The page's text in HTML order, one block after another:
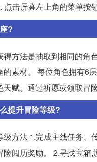
击屏幕左上角的菜单按钮
?
得方法是抽取到相同的角
的素材。 每位角色拥有6
天赋。通过祈愿或领取冒
提升冒险等级?
级方法 1.完成主线任务、
险阅历奖励。 2.寻找宝箱,